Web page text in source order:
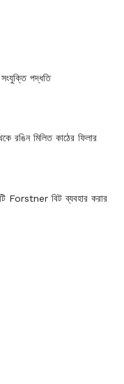
পদ্ধতি
রঙিন মিলিত কাঠের ফিলার
Forstner বিট ব্যবহার করার